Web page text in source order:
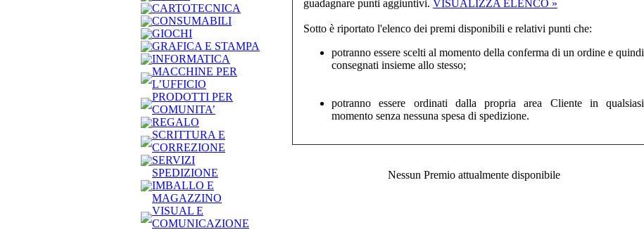
CARTOTECNICA
CONSUMABILI
GIOCHI
GRAFICA E STAMPA
INFORMATICA
MACCHINE PER
L’UFFICIO
PRODOTTI PER
COMUNITA’
REGALO
SCRITTURA E
CORREZIONE
SERVIZI
SPEDIZIONE
IMBALLO E
MAGAZZINO
VISUAL E
COMUNICAZIONE
guadagnare punti aggiuntivi. VISUALIZZA ELENCO »
Sotto è riportato l'elenco dei premi disponibili e relativi punti che:
potranno essere scelti al momento della conferma di un ordine e quindi
consegnati insieme allo stesso;
potranno essere ordinati dalla propria area Cliente in qualsiasi
momento senza nessuna spesa di spedizione.
Nessun Premio attualmente disponibile